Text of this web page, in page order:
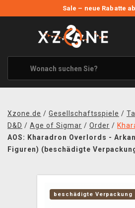
Sale – neue Rabatte
ANGEBOTE
ALLE MARKEN
XZONE ORIGINALS
KLEIDUNG & ACCESSOIRES
BÜCHER & COMICS
BRETT- UND KARTENSPIELE
Xzone.de / Gesellschaftsspiele /
D&D / Age of Sigmar / Order /
AOS: Kharadron Overlords -
Figuren) (beschädigte
beschädigte Verpackung